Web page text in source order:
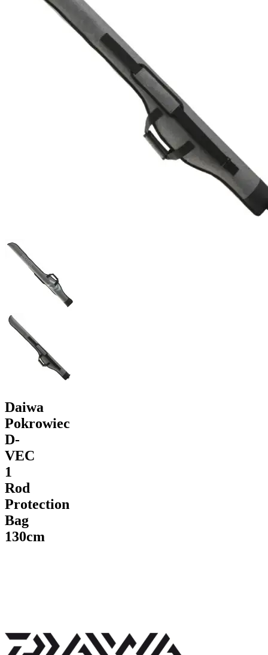
Daiwa
Pokrowiec
D-
VEC
1
Rod
Protection
Bag
130cm